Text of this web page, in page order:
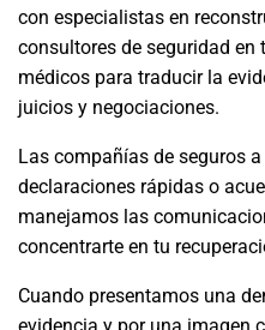
con especialistas en
consultores de seguridad
médicos para traducir la
juicios y negociaciones.
Las compañías de seguros
declaraciones rápidas o
manejamos las
concentrarte en tu
Cuando presentamos una